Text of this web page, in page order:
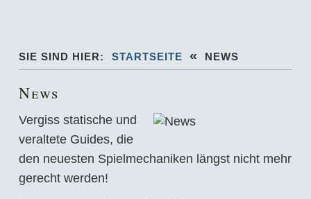
SIE SIND HIER: STARTSEITE « NEWS
News
Vergiss statische und
veraltete Guides, die
den neuesten Spielmechaniken längst nicht mehr
gerecht werden!